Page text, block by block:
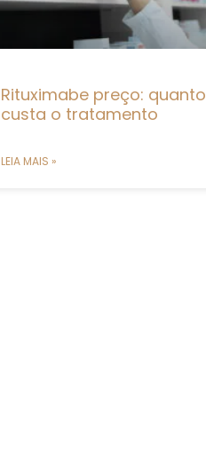
Rituximabe preço: quanto
custa o tratamento
LEIA MAIS »